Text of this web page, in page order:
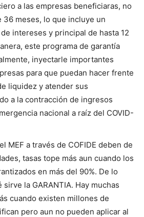
a las empresas beneficiaras, no
36 meses, lo que incluye un
intereses y principal de hasta 12
este programa de garantía
inyectarle importantes
para que puedan hacer frente
liquidez y atender sus
a la contracción de ingresos
nacional a raíz del COVID-
MEF a través de COFIDE deben de
tasas tope más aun cuando los
en más del 90%. De lo
la GARANTIA. Hay muchas
cuando existen millones de
pero aun no pueden aplicar al